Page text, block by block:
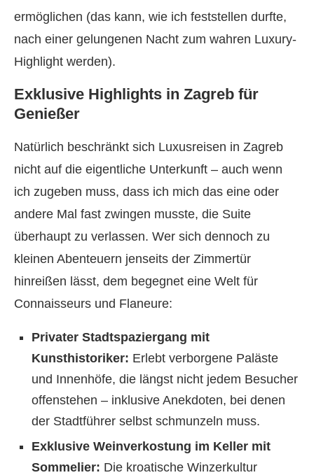
ermöglichen (das kann, wie ich feststellen durfte,
nach einer gelungenen Nacht zum wahren Luxury-
Highlight werden).
Exklusive Highlights in Zagreb für
Genießer
Natürlich beschränkt sich Luxusreisen in Zagreb
nicht auf die eigentliche Unterkunft – auch wenn
ich zugeben muss, dass ich mich das eine oder
andere Mal fast zwingen musste, die Suite
überhaupt zu verlassen. Wer sich dennoch zu
kleinen Abenteuern jenseits der Zimmertür
hinreißen lässt, dem begegnet eine Welt für
Connaisseurs und Flaneure:
Privater Stadtspaziergang mit
Kunsthistoriker: Erlebt verborgene Paläste
und Innenhöfe, die längst nicht jedem Besucher
offenstehen – inklusive Anekdoten, bei denen
der Stadtführer selbst schmunzeln muss.
Exklusive Weinverkostung im Keller mit
Sommelier: Die kroatische Winzerkultur